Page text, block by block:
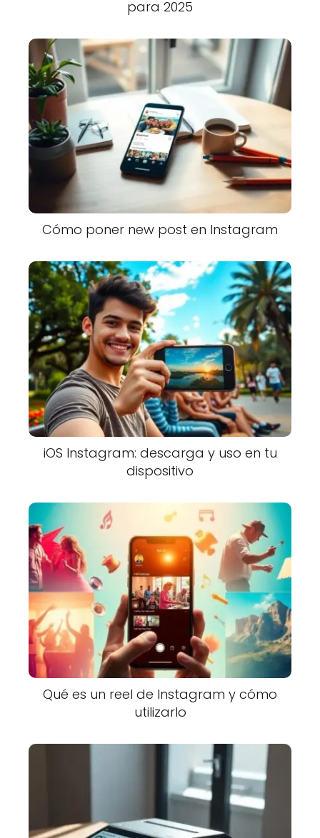
para 2025
Cómo poner new post en Instagram
iOS Instagram: descarga y uso en tu
dispositivo
Qué es un reel de Instagram y cómo
utilizarlo